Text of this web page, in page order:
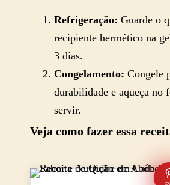
Refrigeração: Guarde o
recipiente hermético na
3 dias.
Congelamento: Congele
durabilidade e aqueça no
servir.
Veja como fazer essa